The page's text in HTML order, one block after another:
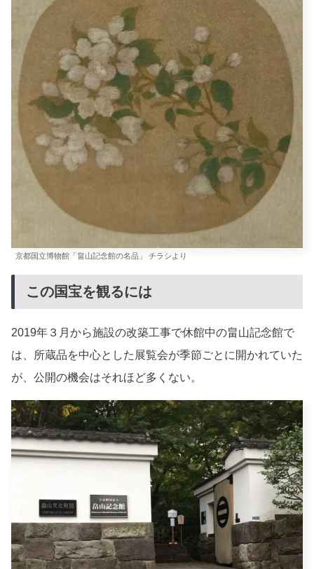
京都国立博物館「畠山記念館の名品」 チラシより
この国宝を観るには
2019年３月から施設の改築工事で休館中の畠山記念館で
は、所蔵品を中心とした展覧会が季節ごとに開かれていた
が、公開の機会はそれほど多くない。